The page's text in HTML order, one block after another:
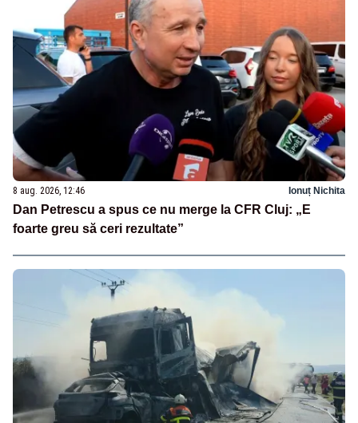
8 aug. 2026, 12:46 Ionuț Nichita
Dan Petrescu a spus ce nu merge la CFR Cluj: „E
foarte greu să ceri rezultate”